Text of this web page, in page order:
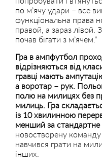
по м’ячу удари – все
функціональна права
правой, а зараз лівой.
почав бігати з м’ячем.”
Гра в ампфутбол
відрізняються від
гравці мають
а воротар – рук.
полю на милицях без
милиць. Гра
із 10 хвилинною
менший за стандартне
новостворену
навчився грати на
інших.